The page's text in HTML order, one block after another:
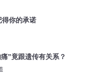
你的承诺
”竟跟遗传有关系？